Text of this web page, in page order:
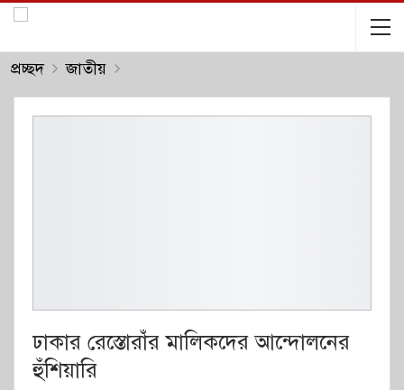
প্রচ্ছদ জাতীয়
ঢাকার রেস্তোরাঁর মালিকদের আন্দোলনের
হুঁশিয়ারি